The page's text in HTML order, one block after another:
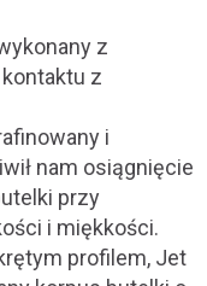
z
z
i
nam osiągnięcie
przy
i miękkości.
profilem, Jet